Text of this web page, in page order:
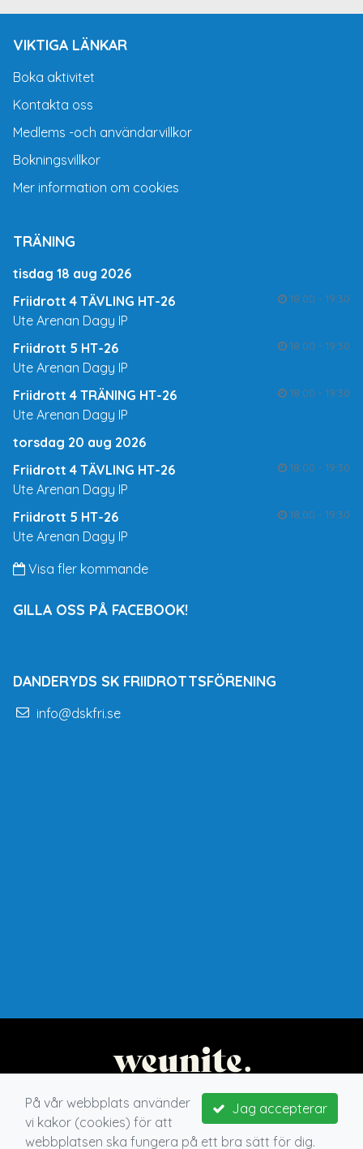
VIKTIGA LÄNKAR
Boka aktivitet
Kontakta oss
Medlems -och användarvillkor
Bokningsvillkor
Mer information om cookies
TRÄNING
tisdag 18 aug 2026
Friidrott 4 TÄVLING HT-26
18:00 - 19:30
Ute Arenan Dagy IP
Friidrott 5 HT-26
18:00 - 19:30
Ute Arenan Dagy IP
Friidrott 4 TRÄNING HT-26
18:00 - 19:30
Ute Arenan Dagy IP
torsdag 20 aug 2026
Friidrott 4 TÄVLING HT-26
18:00 - 19:30
Ute Arenan Dagy IP
Friidrott 5 HT-26
18:00 - 19:30
Ute Arenan Dagy IP
Visa fler kommande
GILLA OSS PÅ FACEBOOK!
DANDERYDS SK FRIIDROTTSFÖRENING
info@dskfri.se
Jag accepterar
På vår webbplats använder
vi kakor (cookies) för att
webbplatsen ska fungera på ett bra sätt för dig.